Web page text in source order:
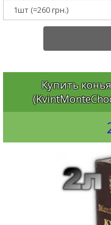
Купить